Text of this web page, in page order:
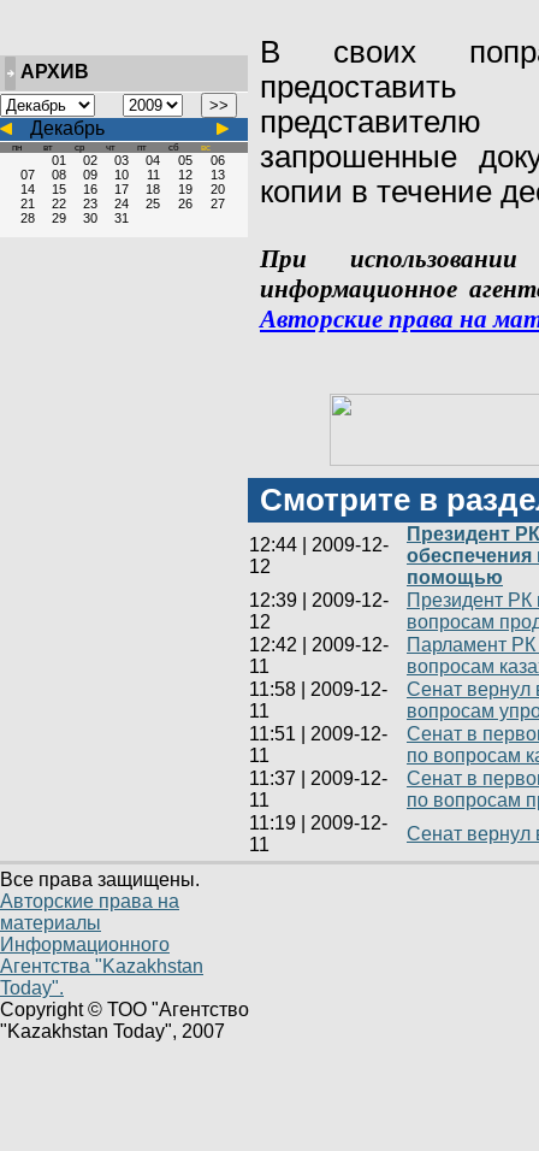
АРХИВ
Декабрь
пн вт ср чт пт сб вс
01 02 03 04 05
06
07
08 09 10 11 12
13
14
15 16 17 18 19
20
21
22 23 24 25 26
27
28
29 30 31
В своих
запрошенные
копии в течение
При
информационное
Авторские права на
Смотрите в
12:44
2009-12-
12
Президент
помощью
12:39
2009-12-
12
Президент РК
вопросам
12:42
2009-12-
11
Парламент РК
вопросам
11:58
2009-12-
11
Сенат вернул
вопросам
11:51
2009-12-
11
Сенат в
по вопросам
11:37
2009-12-
11
Сенат в
по вопросам
11:19
2009-12-
11
Сенат вернул
Все права защищены.
Авторские права на
материалы
Информационного
Агентства "Kazakhstan
Today".
Copyright © ТОО "Агентство
"Kazakhstan Today", 2007